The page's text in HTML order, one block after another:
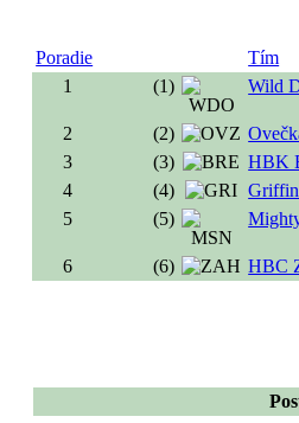
Poradie
Tím
1
(1) Wild
2 (2)
3
(3)
HBK
4
(4)
5
(5)
6 (6) HBC